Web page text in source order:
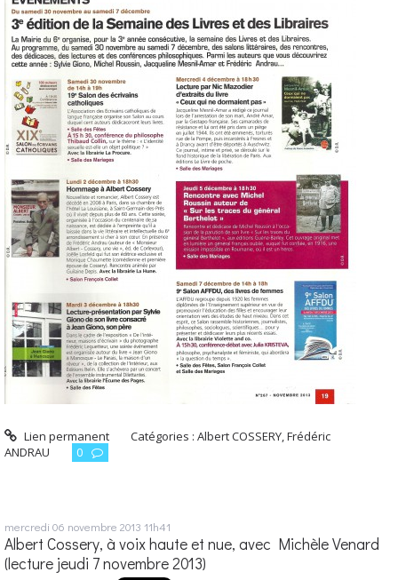
Lien permanent Catégories :Albert COSSERY,Frédéric
ANDRAU
0
mercredi 06 novembre 2013 11h41
Albert Cossery, à voix haute et nue, avec Michèle Venard
(lecture jeudi 7 novembre 2013)